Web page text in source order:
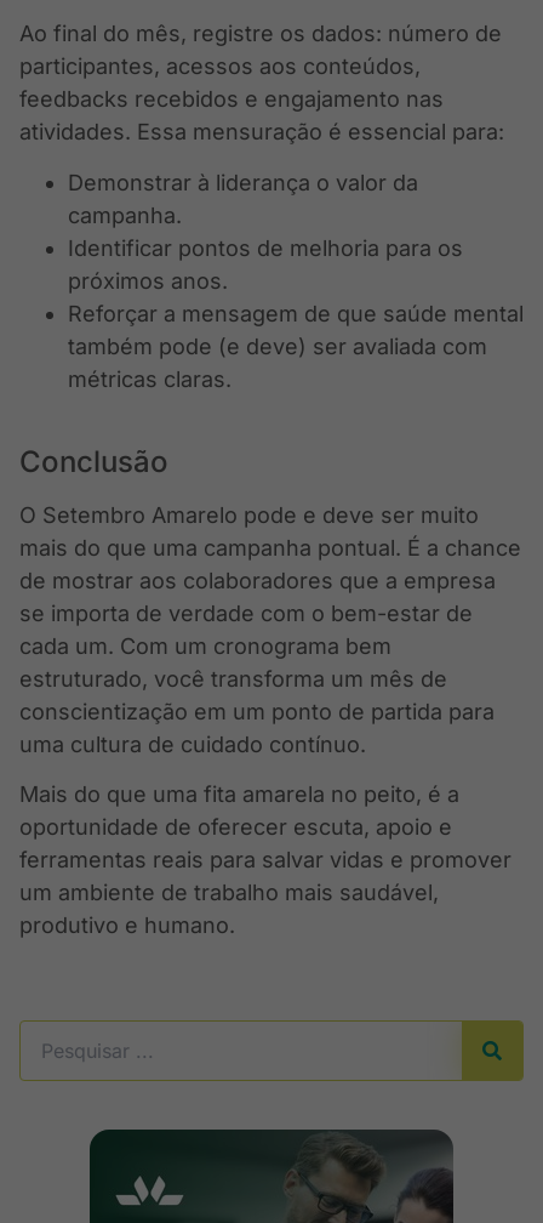
Ao final do mês, registre os dados: número de
participantes, acessos aos conteúdos,
feedbacks recebidos e engajamento nas
atividades. Essa mensuração é essencial para:
Demonstrar à liderança o valor da
campanha.
Identificar pontos de melhoria para os
próximos anos.
Reforçar a mensagem de que saúde mental
também pode (e deve) ser avaliada com
métricas claras.
Conclusão
O Setembro Amarelo pode e deve ser muito
mais do que uma campanha pontual. É a chance
de mostrar aos colaboradores que a empresa
se importa de verdade com o bem-estar de
cada um. Com um cronograma bem
estruturado, você transforma um mês de
conscientização em um ponto de partida para
uma cultura de cuidado contínuo.
Mais do que uma fita amarela no peito, é a
oportunidade de oferecer escuta, apoio e
ferramentas reais para salvar vidas e promover
um ambiente de trabalho mais saudável,
produtivo e humano.